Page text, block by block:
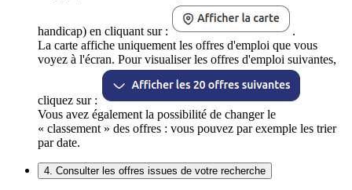
handicap) en cliquant sur :
.
La carte affiche uniquement les offres d'emploi que vous
voyez à l'écran. Pour visualiser les offres d'emploi suivantes,
cliquez sur :
Vous avez également la possibilité de changer le
« classement » des offres : vous pouvez par exemple les trier
par date.
4. Consulter les offres issues de votre recherche